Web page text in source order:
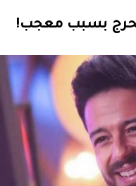
بسبب معجب!